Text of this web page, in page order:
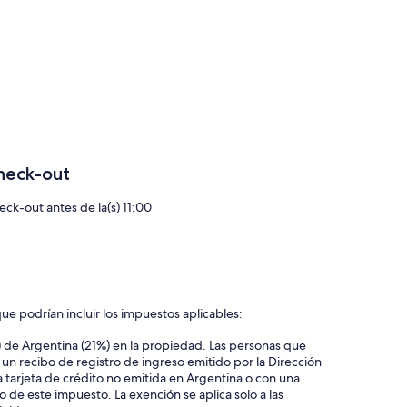
out
out antes de la(s) 11:00
podrían incluir los impuestos aplicables:
Argentina (21%) en la propiedad. Las personas que
recibo de registro de ingreso emitido por la Dirección
de crédito no emitida en Argentina o con una
este impuesto. La exención se aplica solo a las